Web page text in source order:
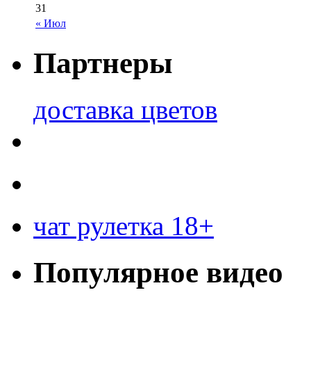
« Июл
31
Партнеры
доставка цветов
чат рулетка 18+
Популярное видео